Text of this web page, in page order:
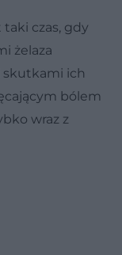
taki czas, gdy
żelaza
skutkami ich
bólem
wraz z